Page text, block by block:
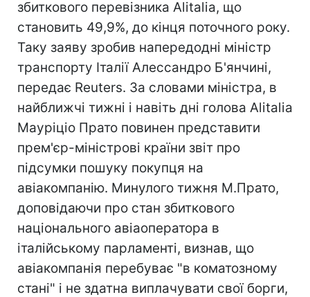
збиткового перевізника Alitаlia, що
становить 49,9%, до кінця поточного року.
Таку заяву зробив напередодні міністр
транспорту Італії Алессандро Б'янчині,
передає Reuters. За словами міністра, в
найближчі тижні і навіть дні голова Alitаlia
Мауріціо Прато повинен представити
прем'єр-міністрові країни звіт про
підсумки пошуку покупця на
авіакомпанію. Минулого тижня М.Прато,
доповідаючи про стан збиткового
національного авіаоператора в
італійському парламенті, визнав, що
авіакомпанія перебуває "в коматозному
стані" і не здатна виплачувати свої борги,